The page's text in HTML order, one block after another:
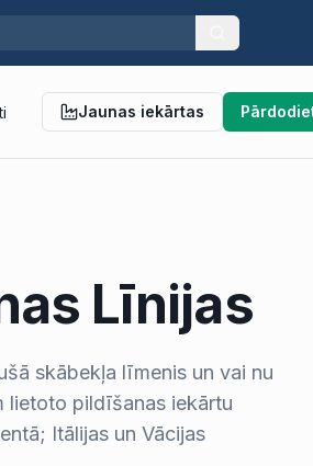
Jaunas iekārtas
Līnijas
skābekļa līmenis un vai nu
lietoto pildīšanas iekārtu
Itālijas un Vācijas